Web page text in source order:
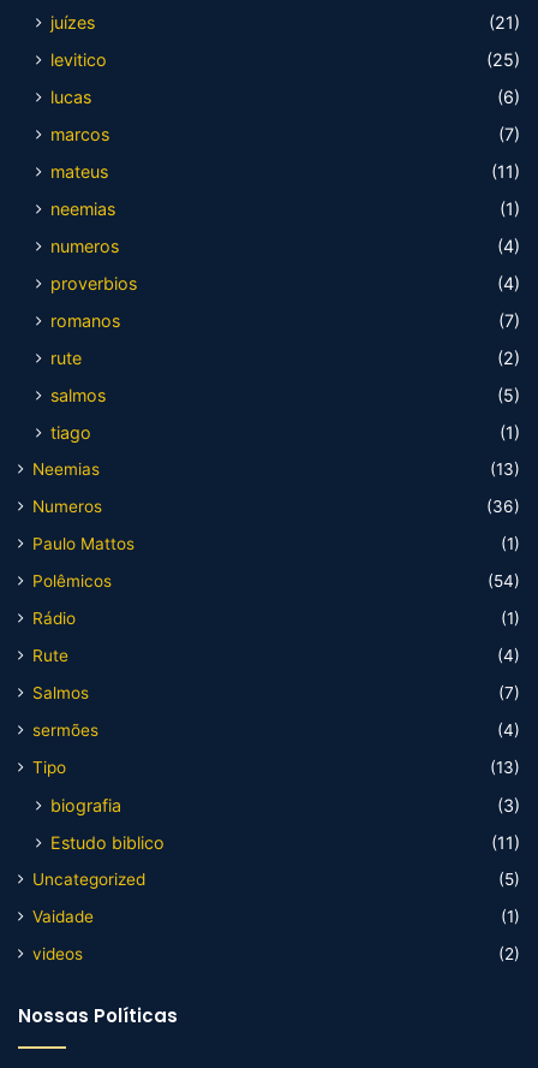
juízes
(21)
levitico
(25)
lucas
(6)
marcos
(7)
mateus
(11)
neemias
(1)
numeros
(4)
proverbios
(4)
romanos
(7)
rute
(2)
salmos
(5)
tiago
(1)
Neemias
(13)
Numeros
(36)
Paulo Mattos
(1)
Polêmicos
(54)
Rádio
(1)
Rute
(4)
Salmos
(7)
sermões
(4)
Tipo
(13)
biografia
(3)
Estudo biblico
(11)
Uncategorized
(5)
Vaidade
(1)
videos
(2)
Nossas Políticas